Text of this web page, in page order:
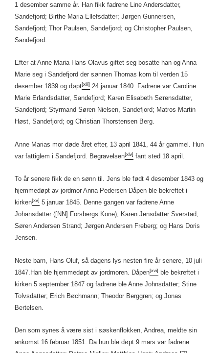
1 desember samme år. Han fikk fadrene Line Andersdatter,
Sandefjord; Birthe Maria Ellefsdatter; Jørgen Gunnersen,
Sandefjord; Thor Paulsen, Sandefjord; og Christopher Paulsen,
Sandefjord.
Efter at Anne Maria Hans Olavus giftet seg bosatte han og Anna
Marie seg i Sandefjord der sønnen Thomas kom til verden 15
desember 1839 og døpt[xiii] 24 januar 1840. Fadrene var Caroline
Marie Erlandsdatter, Sandefjord; Karen Elisabeth Sørensdatter,
Sandefjord; Styrmand Søren Nielsen, Sandefjord; Matros Martin
Høst, Sandefjord; og Christian Thorstensen Berg.
Anne Marias mor døde året efter, 13 april 1841, 44 år gammel. Hun
var fattiglem i Sandefjord. Begravelsen[xiv] fant sted 18 april.
To år senere fikk de en sønn til. Jens ble født 4 desember 1843 og
hjemmedøpt av jordmor Anna Pedersen Dåpen ble bekreftet i
kirken[xv] 5 januar 1845. Denne gangen var fadrene Anne
Johansdatter ([NN] Forsbergs Kone); Karen Jensdatter Sverstad;
Søren Andersen Strand; Jørgen Andersen Freberg; og Hans Doris
Jensen.
Neste barn, Hans Oluf, så dagens lys nesten fire år senere, 10 juli
1847.Han ble hjemmedøpt av jordmoren. Dåpen[xvi] ble bekreftet i
kirken 5 september 1847 og fadrene ble Anne Johnsdatter; Stine
Tolvsdatter; Erich Bøchmann; Theodor Berggren; og Jonas
Bertelsen.
Den som synes å være sist i søskenflokken, Andrea, meldte sin
ankomst 16 februar 1851. Da hun ble døpt 9 mars var fadrene